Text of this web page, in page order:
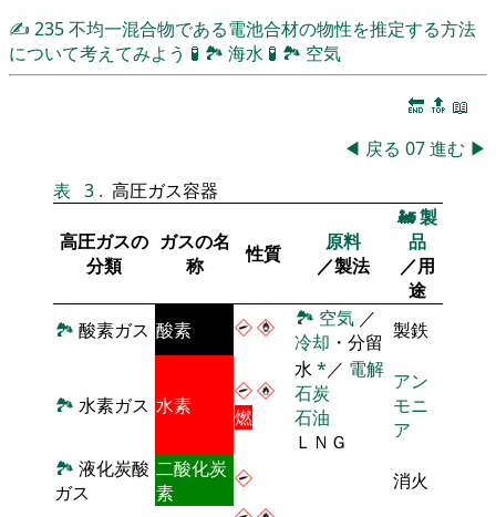
✍ 235不均一混合物である電池合材の物性を推定する方法
について考えてみよう 🧪 🏞 海水 🧪 🏞 空気
🔚 🔝 📖
◀ 戻る 07進む ▶
表 3 . 高圧ガス容器
高圧ガスの
分類
ガスの名
称
性質
原料
／製法
🚂製
品
／用
途
🏞 酸素ガス 酸素 🏞 空気 ／
冷却 ・分留 製鉄
🏞 水素ガス 水素 燃
水 *／ 電解
石炭
石油
ＬＮＧ
アン
モニ
ア
🏞 液化炭酸
ガス
二酸化炭
素
消火